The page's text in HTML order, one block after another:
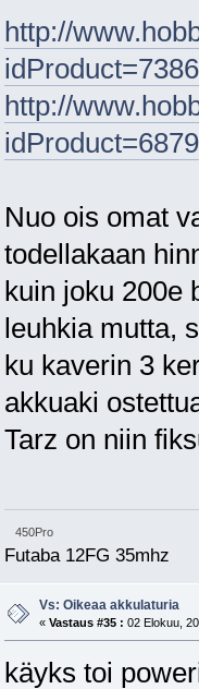
http://
idProduct=7386
http://
idProduct=6879
Nuo ois omat
todellakaan
kuin joku 200e
leuhkia mutta,
ku kaverin 3
akkuaki
Tarz on niin
450Pro
Futaba 12FG 35mhz
Vs: Oikeaa akkulaturia
« Vastaus #35 : 02 Elokuu,
käyks toi